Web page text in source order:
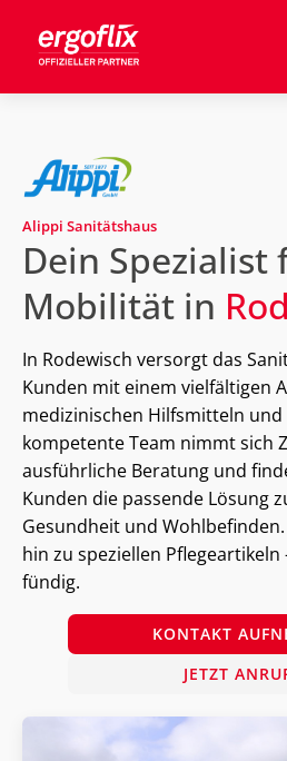
Alippi Sanitätshaus
Dein Spezialist
Mobilität in
In Rodewisch versorgt das
Kunden mit einem vielfältigen
medizinischen Hilfsmitteln
kompetente Team nimmt sich
ausführliche Beratung und
Kunden die passende Lösung
Gesundheit und
hin zu speziellen
fündig.
KONTAKT
JETZT